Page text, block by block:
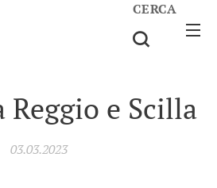
CERCA
Reggio e Scilla
03.03.2023